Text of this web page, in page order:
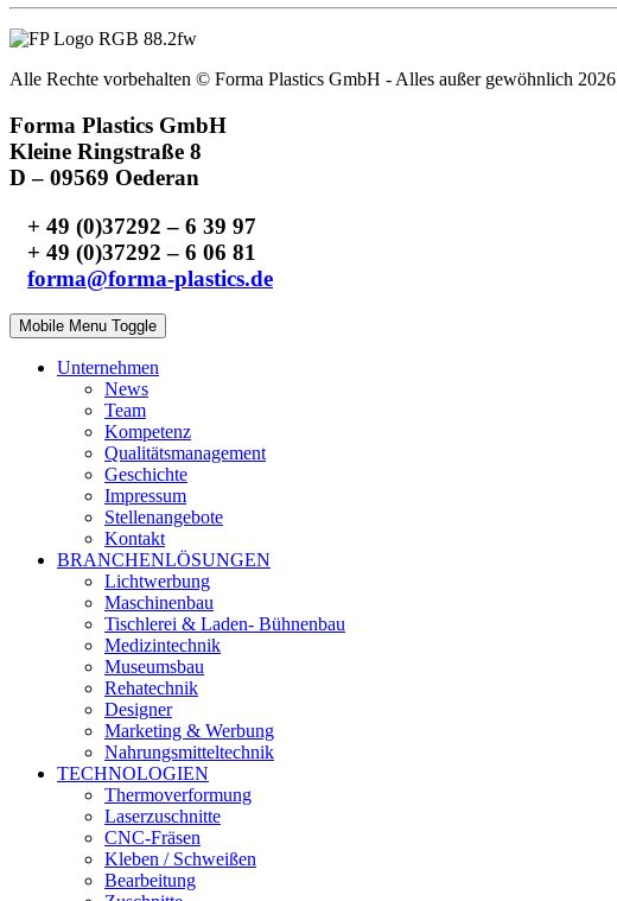
Alle Rechte vorbehalten © Forma Plastics GmbH - Alles außer gewöhnlich 2026
Forma Plastics GmbH
Kleine Ringstraße 8
D – 09569 Oederan
+ 49 (0)37292 – 6 39 97
+ 49 (0)37292 – 6 06 81
forma@forma-plastics.de
Mobile Menu Toggle
Unternehmen
News
Team
Kompetenz
Qualitätsmanagement
Geschichte
Impressum
Stellenangebote
Kontakt
BRANCHENLÖSUNGEN
Lichtwerbung
Maschinenbau
Tischlerei & Laden- Bühnenbau
Medizintechnik
Museumsbau
Rehatechnik
Designer
Marketing & Werbung
Nahrungsmitteltechnik
TECHNOLOGIEN
Thermoverformung
Laserzuschnitte
CNC-Fräsen
Kleben / Schweißen
Bearbeitung